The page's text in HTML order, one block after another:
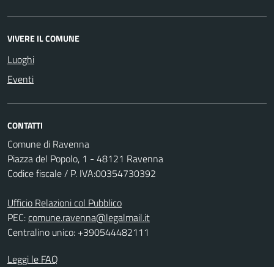
VIVERE IL COMUNE
Luoghi
Eventi
CONTATTI
Comune di Ravenna
Piazza del Popolo, 1 - 48121 Ravenna
Codice fiscale / P. IVA:00354730392
Ufficio Relazioni col Pubblico
PEC:comune.ravenna@legalmail.it
Centralino unico: +390544482111
Leggi le FAQ